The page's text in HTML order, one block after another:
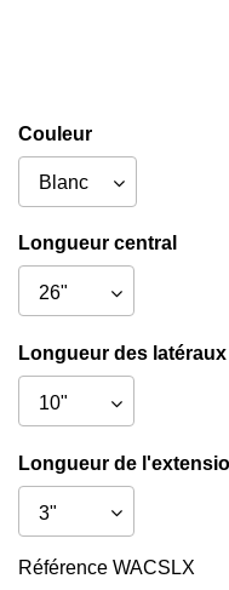
Couleur
Longueur central
Longueur des latéraux
Longueur de
Référence WACSLX